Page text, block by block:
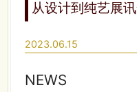
从设计到纯艺展讯
2023.06.15
NEWS